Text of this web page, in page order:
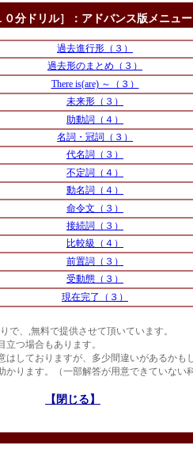
【閉じる】
分ドリル］：アドバンス版メニュー
で、,無料で提供させて頂いています。
つ場合もあります。
しておりますが、多少間違いがあるかも
ります。（一部解答が用意できていない
過去進行形（３）
過去形のまとめ（３）
There is(are) ～（３）
未来形（３）
助動詞（４）
名詞・冠詞（３）
代名詞（３）
不定詞（４）
動名詞（４）
命令文（３）
接続詞（３）
比較級（４）
前置詞（３）
受動態（３）
現在完了（３）